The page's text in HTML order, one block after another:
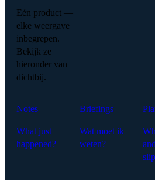
Eén product —
elke weergave
inbegrepen.
Bekijk ze
hieronder van
dichtbij.
Notes
What just
happened?
Briefings
Wat moet ik
weten?